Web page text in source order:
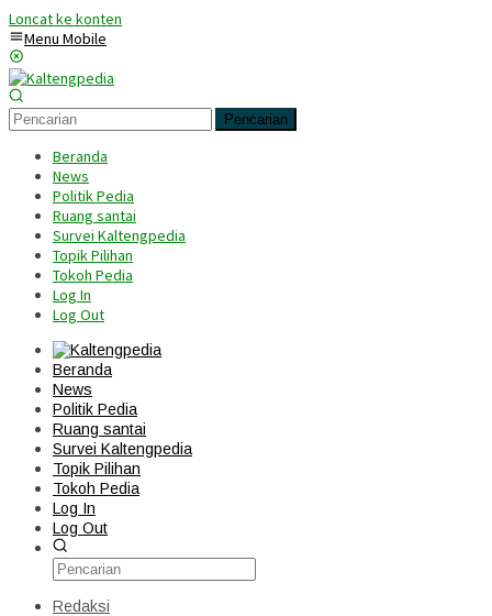
Loncat ke konten
Menu Mobile
Pencarian
Beranda
News
Politik Pedia
Ruang santai
Survei Kaltengpedia
Topik Pilihan
Tokoh Pedia
Log In
Log Out
Beranda
News
Politik Pedia
Ruang santai
Survei Kaltengpedia
Topik Pilihan
Tokoh Pedia
Log In
Log Out
Redaksi